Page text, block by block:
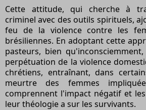
Cette attitude, qui cherche à
criminel avec des outils spirituels,
feu de la violence contre les
brésiliennes. En adoptant cette
pasteurs, bien
perpétuation de la violence
chrétiens, entraînant, dans
meurtre des femmes
comprennent l'impact négatif et
leur théologie a sur les survivants.